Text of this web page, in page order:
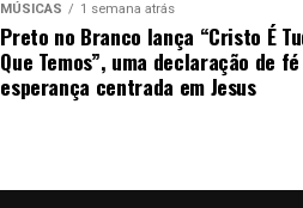
MÚSICAS 1 semana atrás
Preto no Branco lança “Cristo É
Que Temos”, uma declaração de
esperança centrada em Jesus